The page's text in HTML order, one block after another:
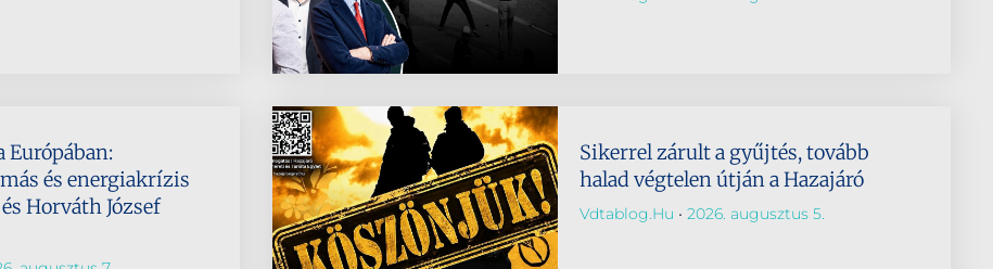
Európában:
és energiakrízis
Horváth József
Sikerrel zárult a gyűjtés, tovább
halad végtelen útján a Hazajáró
Vdtablog.hu 2026. augusztus 5.